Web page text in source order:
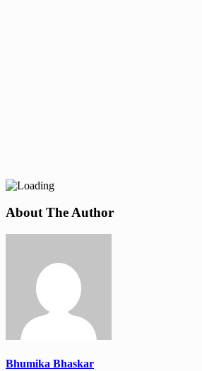
About The Author
Bhumika Bhaskar